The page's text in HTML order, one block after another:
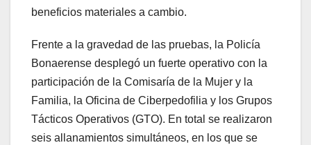
beneficios materiales a cambio.
Frente a la gravedad de las pruebas, la Policía
Bonaerense desplegó un fuerte operativo con la
participación de la Comisaría de la Mujer y la
Familia, la Oficina de Ciberpedofilia y los Grupos
Tácticos Operativos (GTO). En total se realizaron
seis allanamientos simultáneos, en los que se